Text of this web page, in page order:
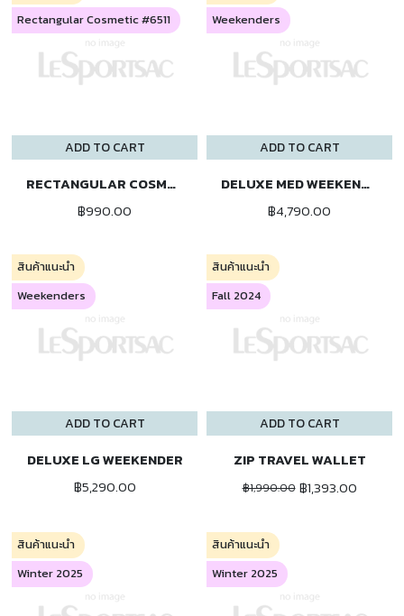
ADD TO CART
Rectangular Cosmetic #6511
RECTANGULAR COSMETIC
฿990.00
ADD TO CART
Weekenders
DELUXE MED WEEKENDER
฿4,790.00
ADD TO CART
สินค้าแนะนำ
Weekenders
DELUXE LG WEEKENDER
฿5,290.00
ADD TO CART
สินค้าแนะนำ
Fall 2024
ZIP TRAVEL WALLET
฿1,990.00 ฿1,393.00
สินค้าแนะนำ
Winter 2025
สินค้าแนะนำ
Winter 2025